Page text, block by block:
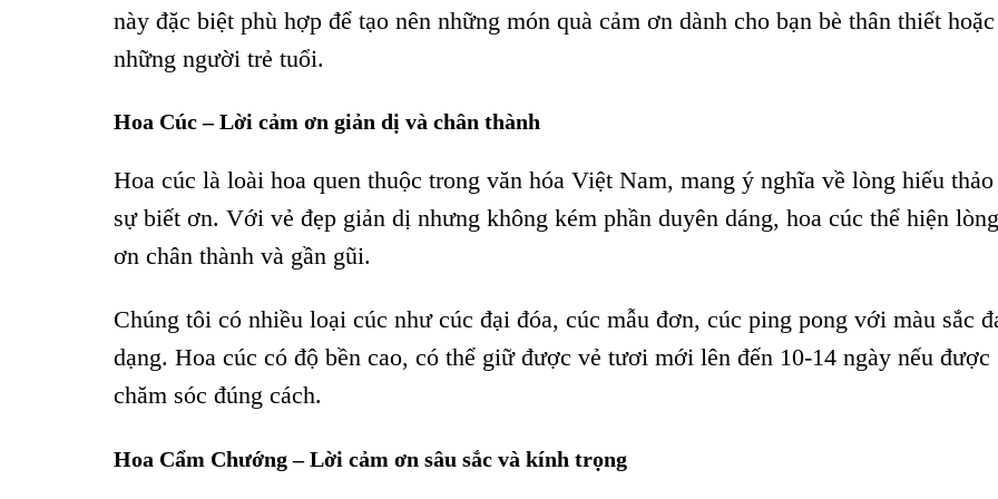
này đặc biệt phù hợp để tạo nên những món quà cảm ơn dành cho bạn bè thân thiết hoặc
những người trẻ tuổi.
Hoa Cúc – Lời cảm ơn giản dị và chân thành
Hoa cúc là loài hoa quen thuộc trong văn hóa Việt Nam, mang ý nghĩa về lòng hiếu
sự biết ơn. Với vẻ đẹp giản dị nhưng không kém phần duyên dáng, hoa cúc thể hiện
ơn chân thành và gần gũi.
Chúng tôi có nhiều loại cúc như cúc đại đóa, cúc mẫu đơn, cúc ping pong với màu sắc
dạng. Hoa cúc có độ bền cao, có thể giữ được vẻ tươi mới lên đến 10-14 ngày nếu được
chăm sóc đúng cách.
Hoa Cẩm Chướng – Lời cảm ơn sâu sắc và kính trọng